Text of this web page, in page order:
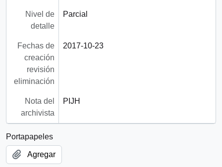
Nivel de
detalle
Parcial
Fechas de
creación
revisión
eliminación
2017-10-23
Nota del
archivista
PIJH
Portapapeles
Agregar